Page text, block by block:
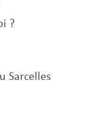
?
Sarcelles